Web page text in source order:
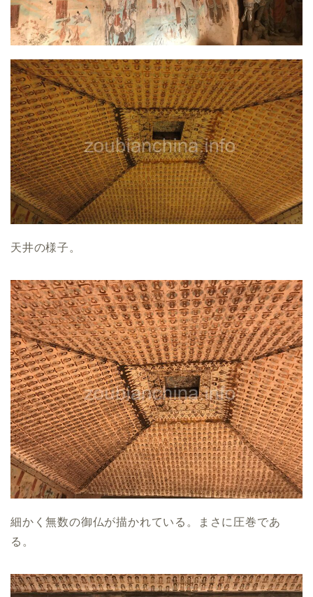
天井の様子。
細かく無数の御仏が描かれている。まさに圧巻であ
る。